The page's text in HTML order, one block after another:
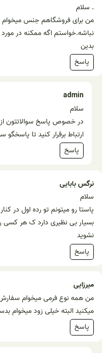
. سلام
من برای فروشگاهم جنس میخوام
نباشه.خواستم اگه ممکنه در
بدین
پاسخ
admin
سلام
در خصوص پاسخ سوالاتتون
ارتباط برقرار کنید تا
پاسخ
نرگس بابایی
سلام
پاستا رو میتونم تو رده اول در
بسیار بی نظیری دارد ک هر
نشوید
پاسخ
میرزایی
من همه نوع فرمی میخوام سفارش
میکنید البته خیلی زود میخوام
پاسخ